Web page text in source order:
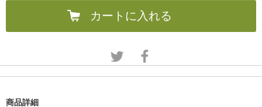
カートに入れる
商品詳細